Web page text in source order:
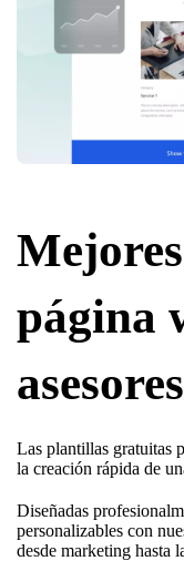
página
Las plantillas gratuitas
la creación rápida de
Diseñadas
personalizables con
desde marketing hasta